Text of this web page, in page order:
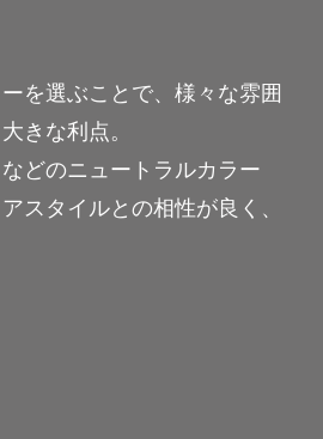
を選ぶことで、様々な雰囲
きな利点。
どのニュートラルカラー
スタイルとの相性が良く、